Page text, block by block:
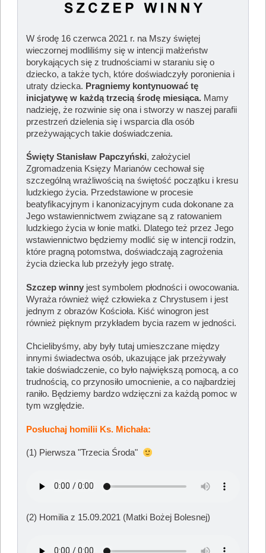
W środę 16 czerwca 2021 r. na Mszy świętej
wieczornej modliliśmy się w intencji małżeństw
borykających się z trudnościami w staraniu się o
dziecko, a także tych, które doświadczyły poronienia i
utraty dziecka. Pragniemy kontynuować tę
inicjatywę w każdą trzecią środę miesiąca. Mamy
nadzieję, że rozwinie się ona i stworzy w naszej parafii
przestrzeń dzielenia się i wsparcia dla osób
przeżywających takie doświadczenia.
Święty Stanisław Papczyński, założyciel
Zgromadzenia Księzy Marianów cechował się
szczególną wrażliwością na świętość początku i kresu
ludzkiego życia. Przedstawione w procesie
beatyfikacyjnym i kanonizacyjnym cuda dokonane za
Jego wstawiennictwem związane są z ratowaniem
ludzkiego życia w łonie matki. Dlatego też przez Jego
wstawiennictwo będziemy modlić sięw intencji rodzin,
które pragną potomstwa, doświadczają zagrożenia
życia dziecka lub przeżyły jego stratę.
Szczep winny jest symbolem płodności i owocowania.
Wyraża również więź człowieka z Chrystusem i jest
jednym z obrazów Kościoła. Kiść winogron jest
również pięknym przykładem bycia razem w jedności.
Chcielibyśmy, aby były tutaj umieszczane między
innymi świadectwa osób, ukazujące jak przeżywały
takie doświadczenie, co było największą pomocą, a co
trudnością, co przynosiło umocnienie, a co najbardziej
raniło. Będziemy bardzo wdzięczni za każdą pomoc w
tym względzie.
Posłuchaj homilii Ks. Michała:
(1) Pierwsza "Trzecia Środa"
(2) Homilia z 15.09.2021 (Matki Bożej Bolesnej)